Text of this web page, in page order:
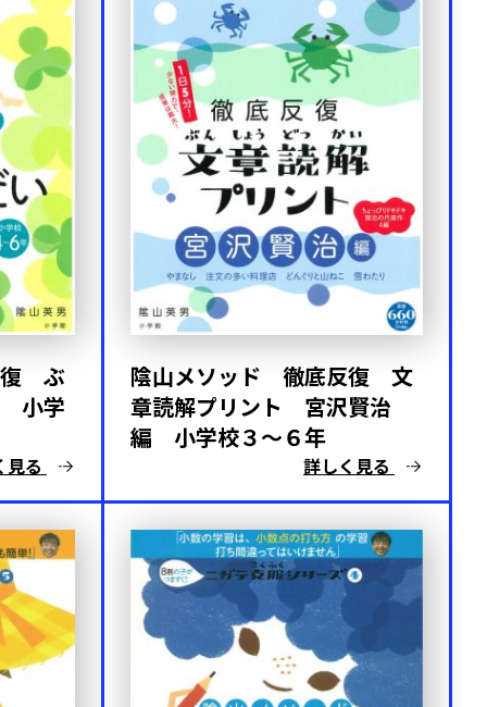
復 ぶ
小学
見る
陰山メソッド 徹底反復 文
章読解プリント 宮沢賢治
編 小学校３～６年
詳しく見る